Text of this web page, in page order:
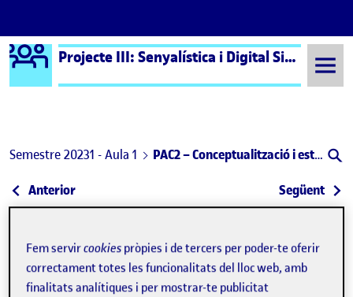
Saltar al contingut
Logo Ágora Projecte III: Senyalística i Digital Signage – Aula 1
Semestre 20231 - Aula 1 PAC2 – Conceptualització i estratègia
Navegació d'entrades
Anterior: Debat PAC 01- La senyalística inclusivaSegüent:
PAC2 – Conceptualització i
Publicat per
Paula Rosselló Hosta
Visibilitat:
Públic-Data de publicació
11 Nov. 202311 novembre, 2023 7:55 pm
-comentariel PAC2 – Conceptualització i estratègia
Fem servircookies pròpies i de tercers per poder-te oferir
correctament totes les funcionalitats del lloc web, amb
finalitats analítiques i per mostrar-te publicitat